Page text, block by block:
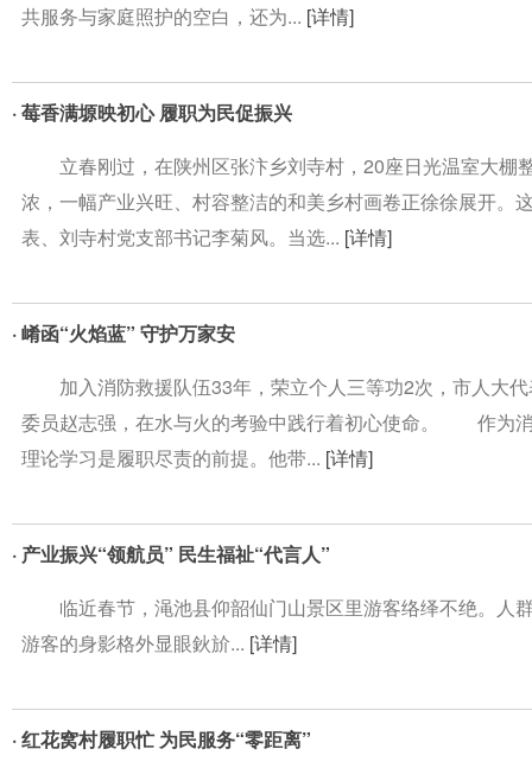
共服务与家庭照护的空白，还为... [详情]
· 莓香满塬映初心 履职为民促振兴
立春刚过，在陕州区张汴乡刘寺村，20座日光温室大棚
浓，一幅产业兴旺、村容整洁的和美乡村画卷正徐徐展开。
表、刘寺村党支部书记李菊风。当选... [详情]
· 崤函“火焰蓝” 守护万家安
加入消防救援队伍33年，荣立个人三等功2次，市人大代
委员赵志强，在水与火的考验中践行着初心使命。 作为
理论学习是履职尽责的前提。他带... [详情]
· 产业振兴“领航员” 民生福祉“代言人”
临近春节，渑池县仰韶仙门山景区里游客络绎不绝。人
游客的身影格外显眼鈥斺... [详情]
· 红花窝村履职忙 为民服务“零距离”